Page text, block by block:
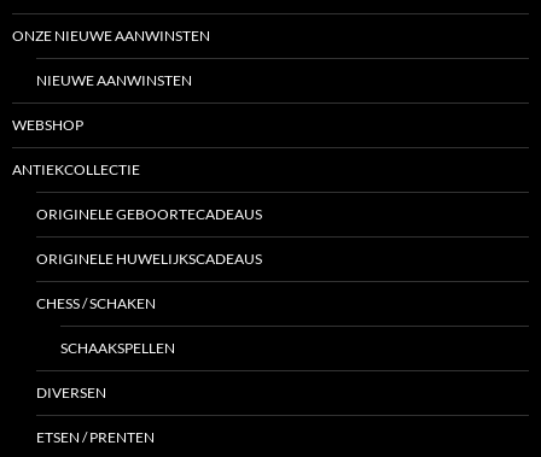
ONZE NIEUWE AANWINSTEN
NIEUWE AANWINSTEN
WEBSHOP
ANTIEKCOLLECTIE
ORIGINELE GEBOORTECADEAUS
ORIGINELE HUWELIJKSCADEAUS
CHESS / SCHAKEN
SCHAAKSPELLEN
DIVERSEN
ETSEN / PRENTEN